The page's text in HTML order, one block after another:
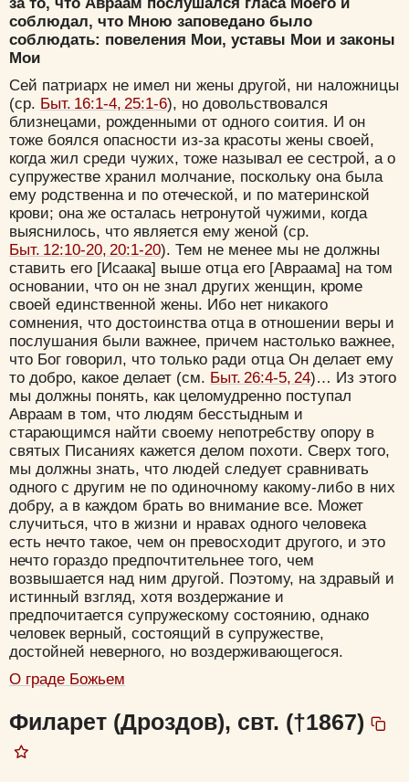
за то, что Авраам послушался гласа Моего и
соблюдал, что Мною заповедано было
соблюдать: повеления Мои, уставы Мои и законы
Мои
Сей патриарх не имел ни жены другой, ни наложницы
(ср. Быт. 16:1-4, 25:1-6), но довольствовался
близнецами, рожденными от одного соития. И он
тоже боялся опасности из-за красоты жены своей,
когда жил среди чужих, тоже называл ее сестрой, а о
супружестве хранил молчание, поскольку она была
ему родственна и по отеческой, и по материнской
крови; она же осталась нетронутой чужими, когда
выяснилось, что является ему женой (ср.
Быт. 12:10-20, 20:1-20). Тем не менее мы не должны
ставить его [Исаака] выше отца его [Авраама] на том
основании, что он не знал других женщин, кроме
своей единственной жены. Ибо нет никакого
сомнения, что достоинства отца в отношении веры и
послушания были важнее, причем настолько важнее,
что Бог говорил, что только ради отца Он делает ему
то добро, какое делает (см. Быт. 26:4-5, 24)… Из этого
мы должны понять, как целомудренно поступал
Авраам в том, что людям бесстыдным и
старающимся найти своему непотребству опору в
святых Писаниях кажется делом похоти. Сверх того,
мы должны знать, что людей следует сравнивать
одного с другим не по одиночному какому-либо в них
добру, а в каждом брать во внимание все. Может
случиться, что в жизни и нравах одного человека
есть нечто такое, чем он превосходит другого, и это
нечто гораздо предпочтительнее того, чем
возвышается над ним другой. Поэтому, на здравый и
истинный взгляд, хотя воздержание и
предпочитается супружескому состоянию, однако
человек верный, состоящий в супружестве,
достойней неверного, но воздерживающегося.
О граде Божьем
Филарет (Дроздов), свт. (†1867)